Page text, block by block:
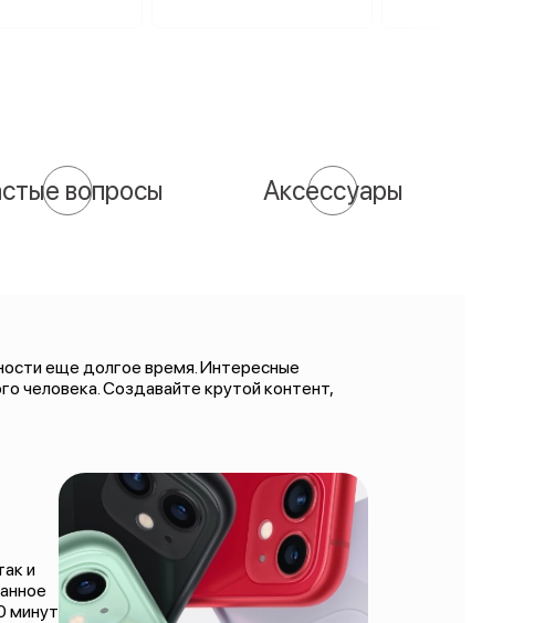
вопросы Аксессуары
еще долгое время. Интересные
человека. Создавайте крутой контент,
и
минут